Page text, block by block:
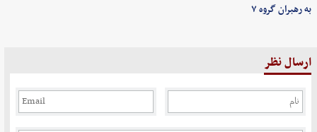
به رهبران گروه ۷
ارسال نظر